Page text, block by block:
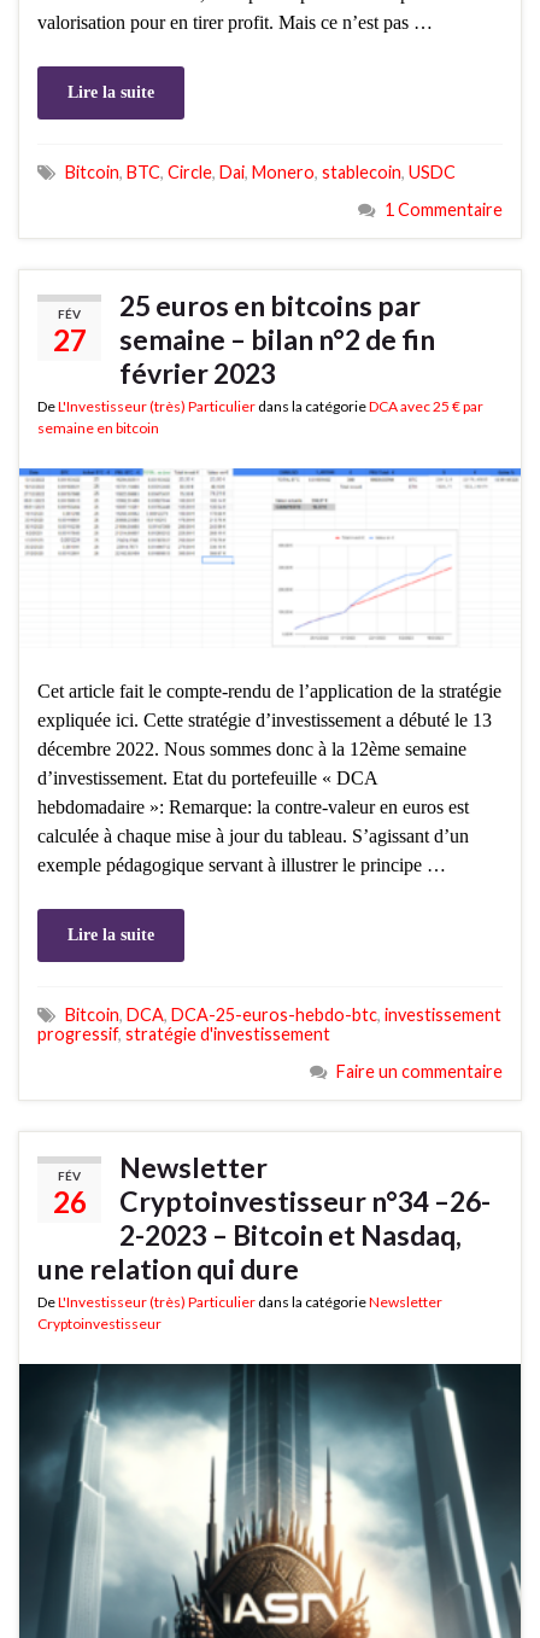
valorisation pour en tirer profit. Mais ce n’est pas …
Lire la suite
Bitcoin, BTC, Circle, Dai, Monero, stablecoin, USDC
1 Commentaire
FÉV
27
25 euros en bitcoins par
semaine – bilan n°2 de fin
février 2023
DeL'Investisseur (très) Particulier dans la catégorieDCA avec 25 € par
semaine en bitcoin
Cet article fait le compte-rendu de l’application de la stratégie
expliquée ici. Cette stratégie d’investissement a débuté le 13
décembre 2022. Nous sommes donc à la 12ème semaine
d’investissement. Etat du portefeuille « DCA
hebdomadaire »: Remarque: la contre-valeur en euros est
calculée à chaque mise à jour du tableau. S’agissant d’un
exemple pédagogique servant à illustrer le principe …
Lire la suite
Bitcoin, DCA, DCA-25-euros-hebdo-btc, investissement
progressif, stratégie d'investissement
Faire un commentaire
FÉV
26
Newsletter
Cryptoinvestisseur n°34 –26-
2-2023 – Bitcoin et Nasdaq,
une relation qui dure
DeL'Investisseur (très) Particulier dans la catégorieNewsletter
Cryptoinvestisseur